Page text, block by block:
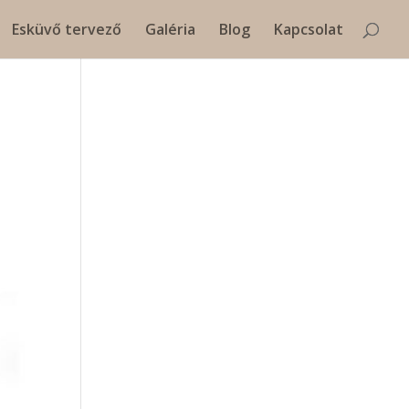
Esküvő tervező Galéria Blog Kapcsolat